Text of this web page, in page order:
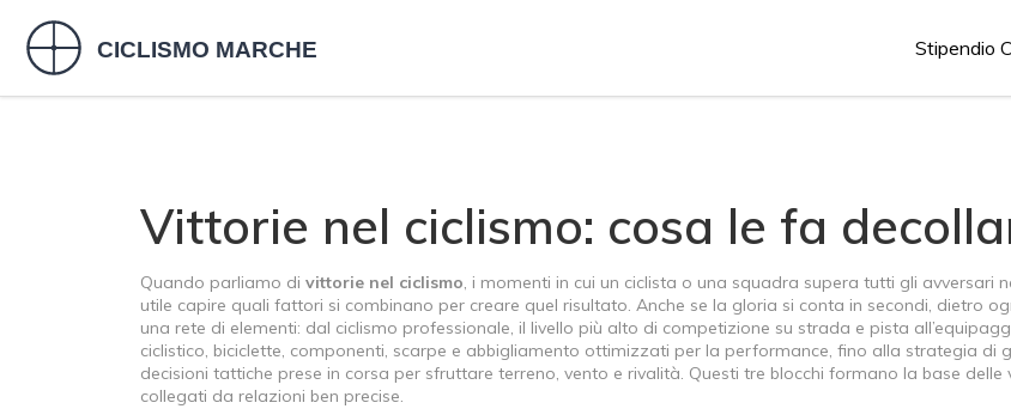
Stipendio
Vittorie nel ciclismo: cosa le fa
Quando parliamo di vittorie nel ciclismo, i momenti in cui un ciclista o una squadra supera tutti gli avversari
utile capire quali fattori si combinano per creare quel risultato. Anche se la gloria si conta in secondi, dietro
una rete di elementi: dal ciclismo professionale, il livello più alto di competizione su strada e pista all’
ciclistico, biciclette, componenti, scarpe e abbigliamento ottimizzati per la performance, fino alla strategia di
decisioni tattiche prese in corsa per sfruttare terreno, vento e rivalità. Questi tre blocchi formano la base delle
collegati da relazioni ben precise.